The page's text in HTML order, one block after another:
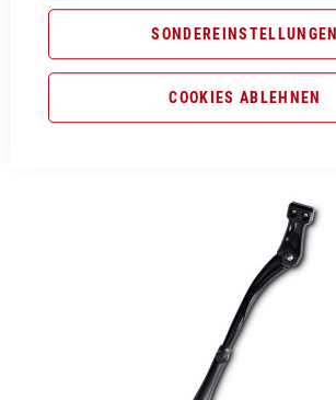
SONDEREINSTELLUNGEN
COOKIES ABLEHNEN
ACID Fahrradständer Fully für Stereo Hybrid
22,99 €